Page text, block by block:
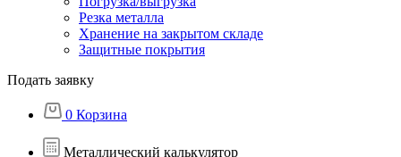
Резка металла
Хранение на закрытом складе
Защитные покрытия
Подать заявку
0 Корзина
Металлический калькулятор